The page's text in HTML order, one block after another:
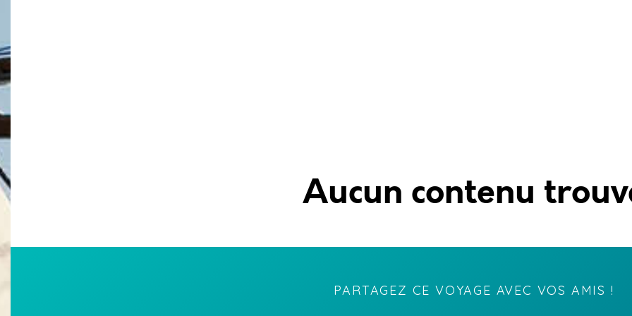
Aucun contenu
PARTAGEZ CE VOYAGE AVEC VOS AMIS !